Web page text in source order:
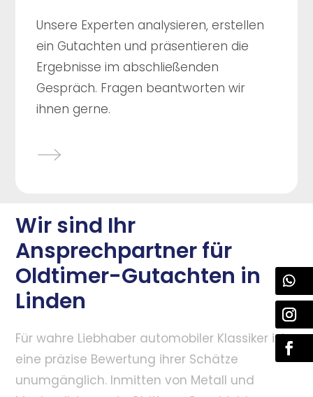
Unsere Experten analysieren, erstellen
ein Gutachten und präsentieren die
Ergebnisse im abschließenden
Gespräch. Fragen beantworten wir
ihnen gerne.
Wir sind Ihr
Ansprechpartner für
Oldtimer-Gutachten in
Linden
Für wahre Liebhaber automobiler Klassiker ist
eine präzise Bewertung ihrer Schätze
unumgänglich. Inmitten von Metall und